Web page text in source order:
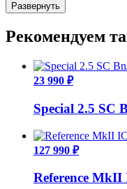
Развернуть
Рекомендуем
23 990 ₽
Special 2.5 SС
127 990 ₽
Reference